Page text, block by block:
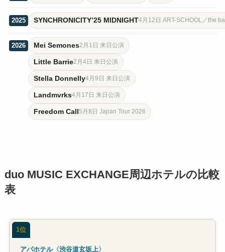
2025 SYNCHRONICITY’25 MIDNIGHT4月12日 ART-SCHOOL／the
2026 Mei Semones2月1日 来日公演
Little Barrie2月4日 来日公演
Stella Donnelly4月9日 来日公演
Landmvrks4月17日 来日公演
Freedom Call5月8日 Japan Tour 2026
duo MUSIC EXCHANGE周辺ホテルの比較
表
1位
アパホテル〈渋谷道玄坂上〉